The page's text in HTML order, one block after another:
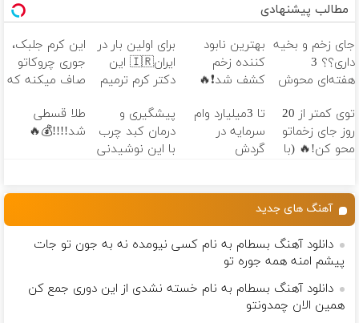
مطالب پیشنهادی
جای زخم و بخیه
داری؟؟ 3
هفته‌ای محوش
بهترین نابود
کننده زخم
کشف شد❗🔥
برای اولین بار در
ایران🇮🇷 این
دکتر کرم ترمیم
ساخت!
این کرم جلبک،
جوری چروکاتو
صاف میکنه که
کردی!(تخفیف
ویژه)
توی کمتر از 20
روز جای زخماتو
محو کن!🔥 (با
تا 3میلیارد وام
سرمایه در
گردش
ثبت کن
پیشگیری و
درمان کبد چرب
با این نوشیدنی
طلا قسطی
شد!!!!💰🔥
آهنگ های جدید
دانلود آهنگ بسطام به نام کسی نیومده نه به جون تو جات
پیشم امنه همه جوره تو
دانلود آهنگ بسطام به نام خسته نشدی از این دوری جمع کن
همین الان چمدونتو